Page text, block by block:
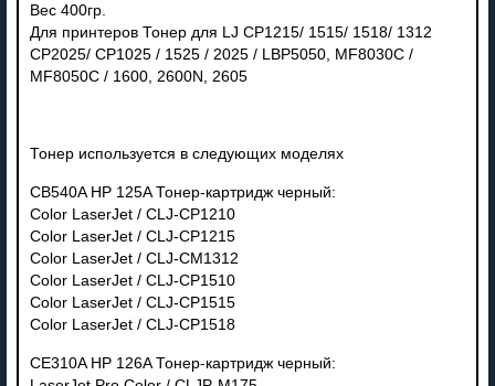
Вес 400гр.
Для принтеров Тонер для LJ CP1215/ 1515/ 1518/ 1312
CP2025/ CP1025 / 1525 / 2025 / LBP5050, MF8030C /
MF8050C / 1600, 2600N, 2605
Тонер используется в следующих моделях
CB540A HP 125A Тонер-картридж черный:
Color LaserJet / CLJ-CP1210
Color LaserJet / CLJ-CP1215
Color LaserJet / CLJ-CM1312
Color LaserJet / CLJ-CP1510
Color LaserJet / CLJ-CP1515
Color LaserJet / CLJ-CP1518
CE310A HP 126A Тонер-картридж черный: